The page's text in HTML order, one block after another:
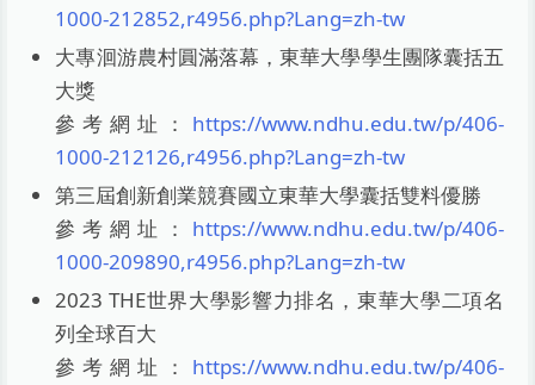
1000-212852,r4956.php?Lang=zh-tw
大專洄游農村圓滿落幕，東華大學學生團隊囊括五
大獎
參考網址： https://www.ndhu.edu.tw/p/406-
1000-212126,r4956.php?Lang=zh-tw
第三屆創新創業競賽國立東華大學囊括雙料優勝
參考網址： https://www.ndhu.edu.tw/p/406-
1000-209890,r4956.php?Lang=zh-tw
2023 THE世界大學影響力排名，東華大學二項名
列全球百大
參考網址： https://www.ndhu.edu.tw/p/406-